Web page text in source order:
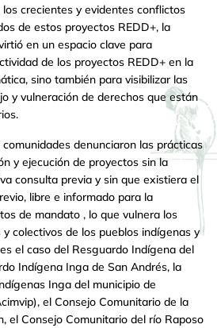
crecientes y evidentes conflictos
de estos proyectos REDD+, la
en un espacio clave para
de los proyectos REDD+ en la
sino también para visibilizar las
y vulneración de derechos que están
denunciaron las prácticas
y ejecución de proyectos sin la
consulta previa y sin que existiera el
libre e informado para la
de mandato , lo que vulnera los
colectivos de los pueblos indígenas y
el caso del Resguardo Indígena del
Indígena Inga de San Andrés, la
Inga del municipio de
el Consejo Comunitario de la
el Consejo Comunitario del río Raposo